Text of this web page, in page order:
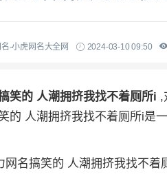
-小虎网名大全网 2024-03-10 09:50
笑的 人潮拥挤我找不着厕所i ,
的 人潮拥挤我找不着厕所i是
网名搞笑的 人潮拥挤我找不着